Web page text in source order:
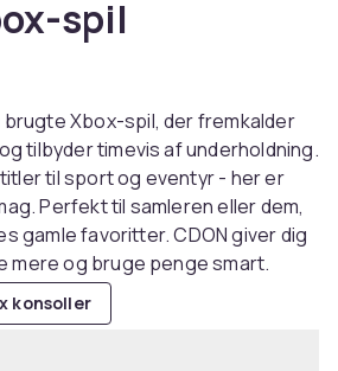
spil
brugte Xbox-spil, der fremkalder
tilbyder timevis af underholdning.
til sport og eventyr - her er
Perfekt til samleren eller dem,
gamle favoritter. CDON giver dig
mere og bruge penge smart.
konsoller